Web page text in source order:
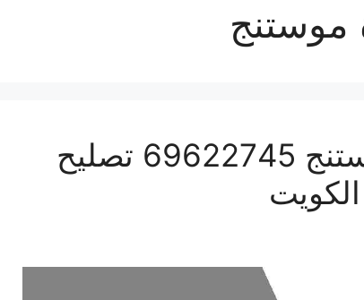
موستنج
كراج ميكانيكي سيارة موستنج 69622745 تصليح